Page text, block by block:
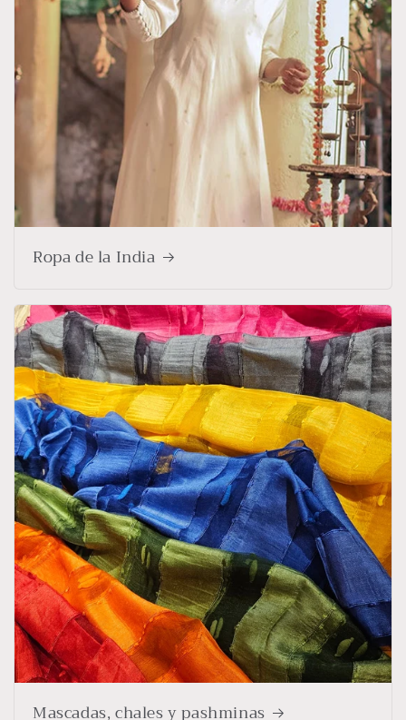
Ropa de la India
Mascadas, chales y pashminas